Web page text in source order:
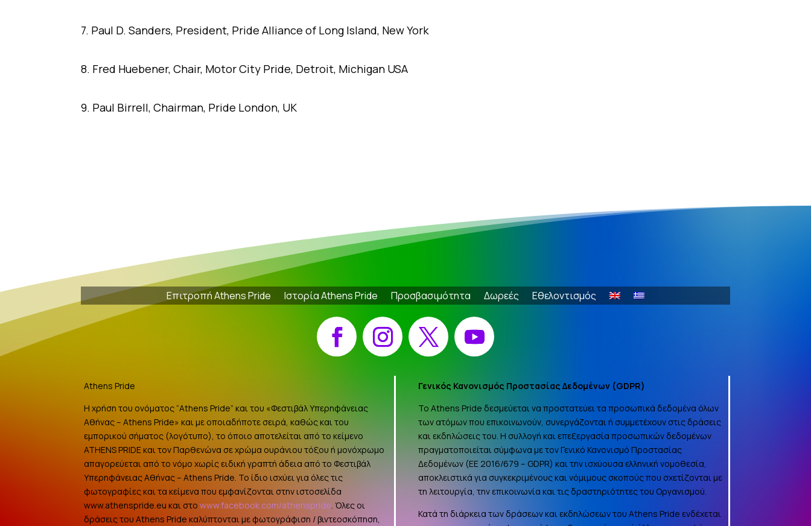
7. Paul D. Sanders, President, Pride Alliance of Long Island, New York
8. Fred Huebener, Chair, Motor City Pride, Detroit, Michigan USA
9. Paul Birrell, Chairman, Pride London, UK
Επιτροπή Athens Pride Ιστορία Athens Pride Προσβασιμότητα Δωρεές Εθελοντισμός
Facebook Instagram X YouTube
Athens Pride
Η χρήση του ονόματος “Athens Pride” και του «Φεστιβάλ Υπερηφάνειας
Αθήνας – Athens Pride» και με οποιαδήποτε σειρά, καθώς και του
εμπορικού σήματος (λογότυπο), το όποιο αποτελείται από το κείμενο
ATHENS PRIDE και τον Παρθενώνα σε χρώμα ουράνιου τόξου ή μονόχρωμο
απαγορεύεται από το νόμο χωρίς ειδική γραπτή άδεια από το Φεστιβάλ
Υπερηφάνειας Αθήνας – Athens Pride. Το ίδιο ισχύει για όλες τις
φωτογραφίες και τα κείμενα που εμφανίζονται στην ιστοσελίδα
www.athenspride.eu και στοwww.facebook.com/athenspride. Όλες οι
δράσεις του Athens Pride καλύπτονται με φωτογράφιση / βιντεοσκόπηση,
Γενικός Κανονισμός Προστασίας Δεδομένων (GDPR)
Το Athens Pride δεσμεύεται να προστατεύει τα προσωπικά δεδομένα όλων
των ατόμων που επικοινωνούν, συνεργάζονται ή συμμετέχουν στις δράσεις
και εκδηλώσεις του. Η συλλογή και επεξεργασία προσωπικών δεδομένων
πραγματοποιείται σύμφωνα με τον Γενικό Κανονισμό Προστασίας
Δεδομένων (ΕΕ 2016/679 – GDPR) και την ισχύουσα ελληνική νομοθεσία,
αποκλειστικά για συγκεκριμένους και νόμιμους σκοπούς που σχετίζονται με
τη λειτουργία, την επικοινωνία και τις δραστηριότητες του Οργανισμού.
Κατά τη διάρκεια των δράσεων και εκδηλώσεων του Athens Pride ενδέχεται